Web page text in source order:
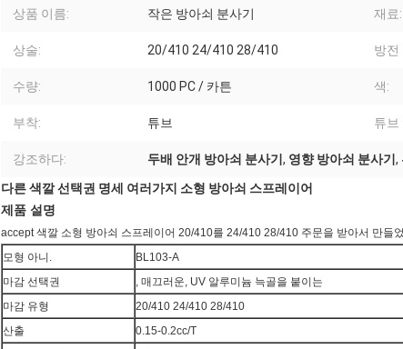
상품 이름: 작은 방아쇠 분사기 재료:
상술: 20/410 24/410 28/410 방전
수량: 1000 PC / 카튼 색:
부착: 튜브 튜브
강조하다: 두배 안개 방아쇠 분사기 , 영향 방아쇠 분사기 ,
다른 색깔 선택권 명세 여러가지 소형 방아쇠 스프레이어
제품 설명
accept 색깔 소형 방아쇠 스프레이어 20/410를 24/410 28/410 주문을 받아서 만들
모형 아니.
BL103-A
마감 선택권
, 매끄러운, UV 알루미늄 늑골을 붙이는
마감 유형
20/410 24/410 28/410
산출
0.15-0.2cc/T